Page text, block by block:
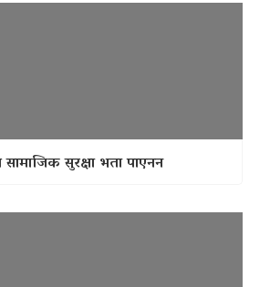
सुरक्षा भता पाएनन